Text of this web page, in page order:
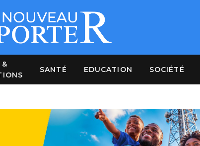
&
SANTÉ EDUCATION SOCIÉTÉ